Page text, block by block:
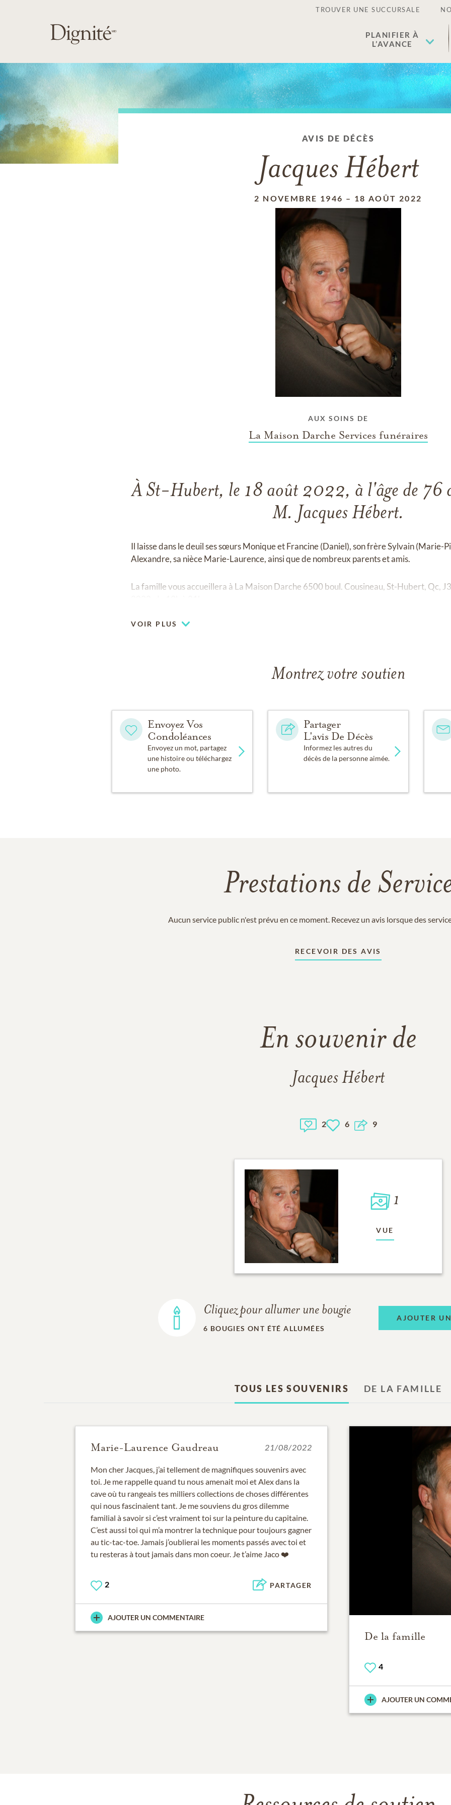
TROUVER UNE SUCCURSALE
PLANIFIER À
L’AVANCE
AVIS DE DÉCÈS
Jacques Hébert
2 NOVEMBRE 1946 – 18 AOÛT 2022
AUX SOINS DE
La Maison Darche Services funéraires
À St-Hubert, le 18 août 2022, à l'âge de 76
M. Jacques Hébert.
Il laisse dans le deuil ses sœurs Monique et Francine (Daniel), son frère Sylvain (Marie-
Alexandre, sa nièce Marie-Laurence, ainsi que de nombreux parents et amis.
La famille vous accueillera à La Maison Darche 6500 boul. Cousineau, St-Hubert, Qc,
VOIR PLUS
Montrez votre soutien
Envoyez Vos
Condoléances
Envoyez un mot, partagez
une histoire ou téléchargez
une photo.
Partager
L'avis De Décès
Informez les autres du
décès de la personne aimée.
Prestations de
Aucun service public n'est prévu en ce moment. Recevez un avis lorsque des
RECEVOIR DES AVIS
En souvenir de
Jacques Hébert
2 6 9
1
VUE
Cliquez pour allumer une bougie
6 BOUGIES ONT ÉTÉ ALLUMÉES
AJOUTER
TOUS LES SOUVENIRS DE LA FAMILLE
Marie-Laurence Gaudreau 21/08/2022
Mon cher Jacques, j’ai tellement de magnifiques souvenirs avec
toi. Je me rappelle quand tu nous amenait moi et Alex dans la
cave où tu rangeais tes milliers collections de choses différentes
qui nous fascinaient tant. Je me souviens du gros dilemme
familial à savoir si c’est vraiment toi sur la peinture du capitaine.
C’est aussi toi qui m’a montrer la technique pour toujours gagner
au tic-tac-toe. Jamais j’oublierai les moments passés avec toi et
tu resteras à tout jamais dans mon coeur. Je t’aime Jaco ❤️
2 PARTAGER
AJOUTER UN COMMENTAIRE
De la famille
4
AJOUTER UN